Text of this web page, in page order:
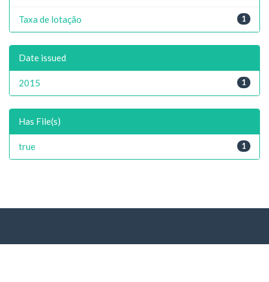
1
Taxa de lotação
Date issued
1
2015
Has File(s)
1
true